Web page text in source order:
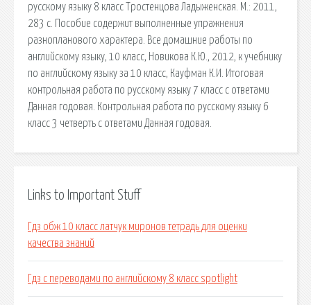
русскому языку 8 класс Тростенцова Ладыженская. М.: 2011,
283 с. Пособие содержит выполненные упражнения
разнопланового характера. Bсe домашние работы по
английскому языку, 10 класс, Новикова К.Ю., 2012, к учебнику
по английскому языку за 10 класс, Кауфман К.И. Итоговая
контрольная работа по русскому языку 7 класс с ответами
Данная годовая. Контрольная работа по русскому языку 6
класс 3 четверть с ответами Данная годовая.
Links to Important Stuff
Гдз обж 10 класс латчук миронов тетрадь для оценки
качества знаний
Гдз с переводами по английскому 8 класс spotlight